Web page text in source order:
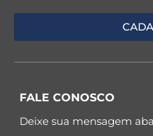
FALE CONOSCO
Deixe sua mensagem